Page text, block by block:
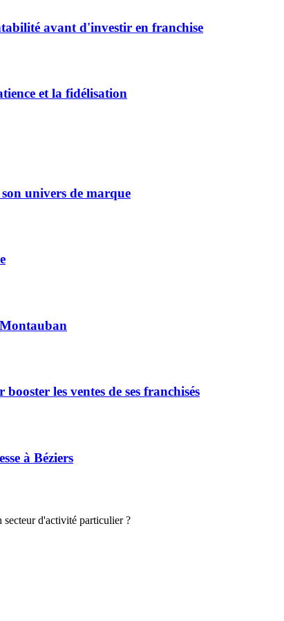
avant d'investir en franchise
et la fidélisation
univers de marque
les ventes de ses franchisés
à Béziers
secteur d'activité particulier ?